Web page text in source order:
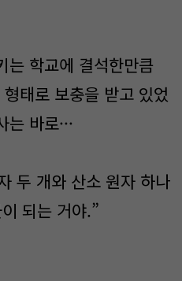
는 학교에 결석한만큼
태로 보충을 받고 있었
바로···
두 개와 산소 원자 하나
되는 거야.”